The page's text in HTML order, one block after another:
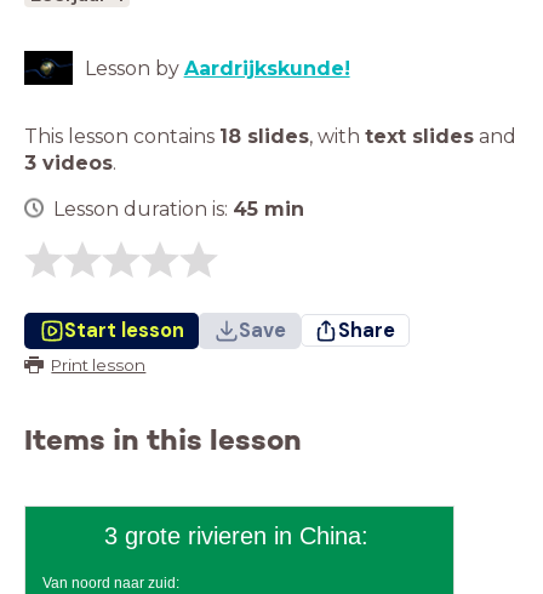
Lesson by Aardrijkskunde!
This lesson contains 18 slides, with text slides and
3 videos.
Lesson duration is: 45 min
Start lesson Save Share
Print lesson
Items in this lesson
3 grote rivieren in China:
Van noord naar zuid: